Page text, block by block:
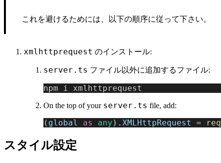
これを避けるためには、以下の順序に従って下さい。
xmlhttprequest のインストール:
server.ts ファイル以外に追加するファイル:
npm i xmlhttprequest
On the top of your server.ts file, add:
( global as any ). XMLHttpRequest =
スタイル設定